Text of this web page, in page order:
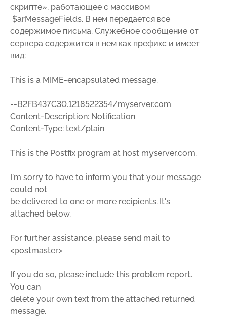
скрипте», работающее с массивом
$arMessageFields. В нем передается все
содержимое письма. Служебное сообщение от
сервера содержится в нем как префикс и имеет
вид:
This is a MIME-encapsulated message.
--B2FB437C30.1218522354/myserver.com
Content-Description: Notification
Content-Type: text/plain
This is the Postfix program at host myserver.com.
I'm sorry to have to inform you that your message
could not
be delivered to one or more recipients. It's
attached below.
For further assistance, please send mail to
<postmaster>
If you do so, please include this problem report.
You can
delete your own text from the attached returned
message.